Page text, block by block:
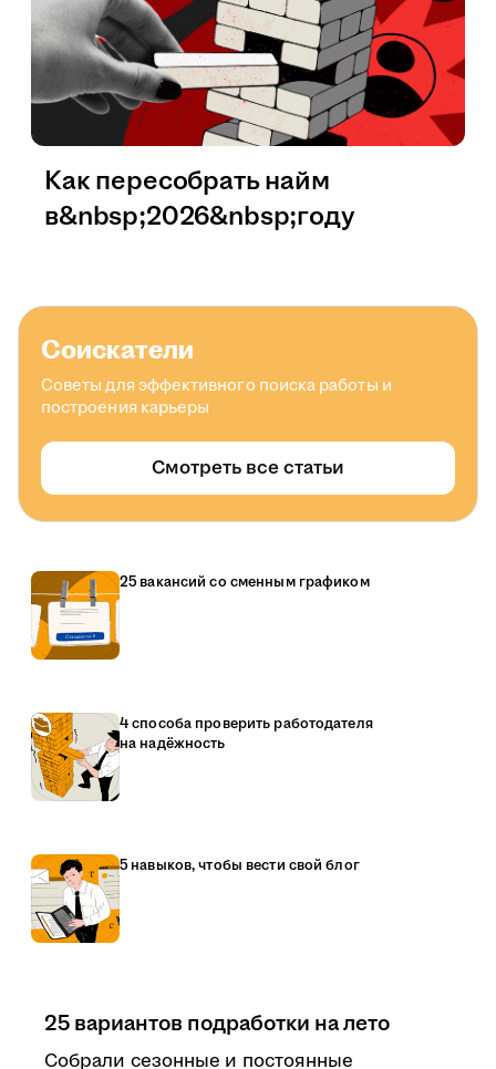
Как пересобрать найм
в&nbsp;2026&nbsp;году
Соискатели
Советы для эффективного поиска работы и
построения карьеры
Смотреть все статьи
25 вакансий со сменным графиком
4 способа проверить работодателя
на надёжность
5 навыков, чтобы вести свой блог
25 вариантов подработки на лето
Собрали сезонные и постоянные